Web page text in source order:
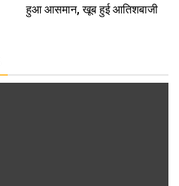
हुआ आसमान, खूब हुई आतिशबाजी